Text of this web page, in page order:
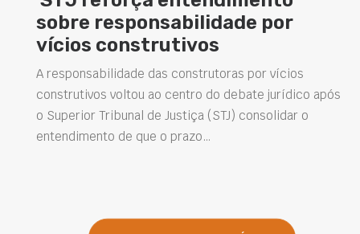
após
elevam desempenho das
estruturas e impulsionam
soluções na construção
Projetar estruturas mais duráveis, reduzir
intervenções de manutenção e melhorar o
desempenho das obras são desafios cada